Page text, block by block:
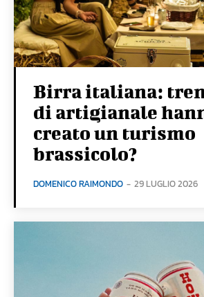
Birra italiana:
di artigianale
creato un turismo
brassicolo?
DOMENICO RAIMONDO - 29 LUGLIO 2026